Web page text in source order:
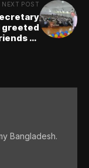
NEXT POST
greeted
of
Bangladesh.